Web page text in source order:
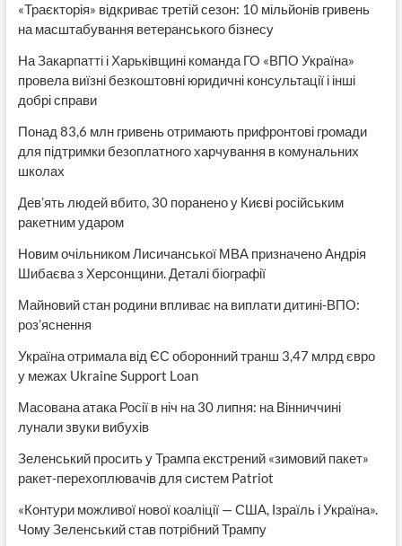
«Траєкторія» відкриває третій сезон: 10 мільйонів гривень
на масштабування ветеранського бізнесу
На Закарпатті і Харьківщині команда ГО «ВПО Україна»
провела виїзні безкоштовні юридичні консультації і інші
добрі справи
Понад 83,6 млн гривень отримають прифронтові громади
для підтримки безоплатного харчування в комунальних
школах
Дев’ять людей вбито, 30 поранено у Києві російським
ракетним ударом
Новим очільником Лисичанської МВА призначено Андрія
Шибаєва з Херсонщини. Деталі біографії
Майновий стан родини впливає на виплати дитині-ВПО:
роз’яснення
Україна отримала від ЄС оборонний транш 3,47 млрд євро
у межах Ukraine Support Loan
Масована атака Росії в ніч на 30 липня: на Вінниччині
лунали звуки вибухів
Зеленський просить у Трампа екстрений «зимовий пакет»
ракет-перехоплювачів для систем Patriot
«Контури можливої нової коаліції — США, Ізраїль і Україна».
Чому Зеленський став потрібний Трампу